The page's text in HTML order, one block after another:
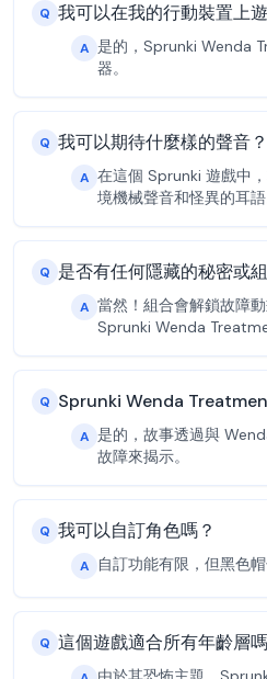
Q 我可以在我的行動裝置上
A 是的，Sprunki Wenda
器。
Q 我可以期待什麼樣的聲音？
A 在這個 Sprunki 遊戲中
境機械聲音和怪異的耳語
Q 是否有任何隱藏的秘密或
A 當然！組合會解鎖故障
Sprunki Wenda
Q Sprunki Wenda
A 是的，故事透過與
故障來揭示。
Q 我可以自訂角色嗎？
A 自訂功能有限，但黑色
Q 這個遊戲適合所有年齡層